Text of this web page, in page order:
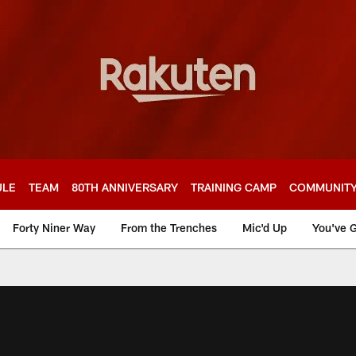
TEAM 80TH ANNIVERSARY TRAINING CAMP
Forty Niner Way From the Trenches Mic'd Up You've